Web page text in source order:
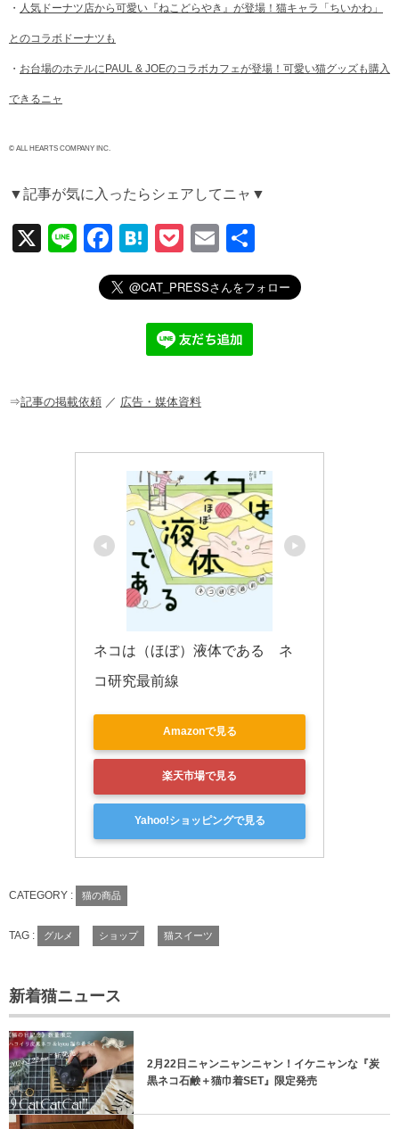
・ 人気ドーナツ店から可愛い『ねこどらやき』が登場！猫キャラ「ちいかわ」
とのコラボドーナツも
・ お台場のホテルにPAUL & JOEのコラボカフェが登場！可愛い猫グッズも購入
できるニャ
© ALL HEARTS COMPANY INC.
▼記事が気に入ったらシェアしてニャ▼
X
Li
F
a
c
o
H
at
e
n
a
P
o
ck
et
E
m
ail
有
⇒記事の掲載依頼 ／ 広告・媒体資料
ネコは（ほぼ）液体である　ネ
コ研究最前線
Amazonで見る
楽天市場で見る
Yahoo!ショッピングで見る
CATEGORY : 猫の商品
TAG : グルメ ショップ 猫スイーツ
新着猫ニュース
2月22日ニャンニャンニャン！イケニャンな『炭
黒ネコ石鹸＋猫巾着SET』限定発売